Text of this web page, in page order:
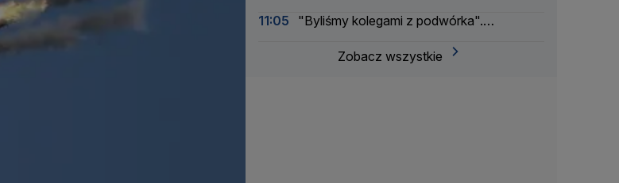
11:05
"Byliśmy kolegami z podwórka".
Zobacz wszystkie